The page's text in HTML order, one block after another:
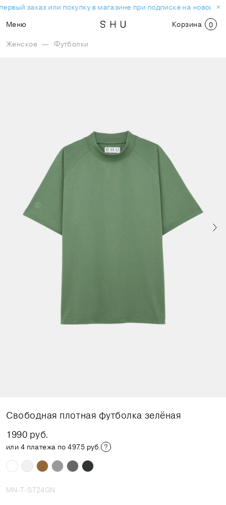
заказ или покупку в магазине при подписке на
Меню
Корзина 0
Женское — Футболки
Свободная плотная футболка зелёная
1990 руб.
или 4 платежа по 497.5 руб.
MN-T-ST24GN